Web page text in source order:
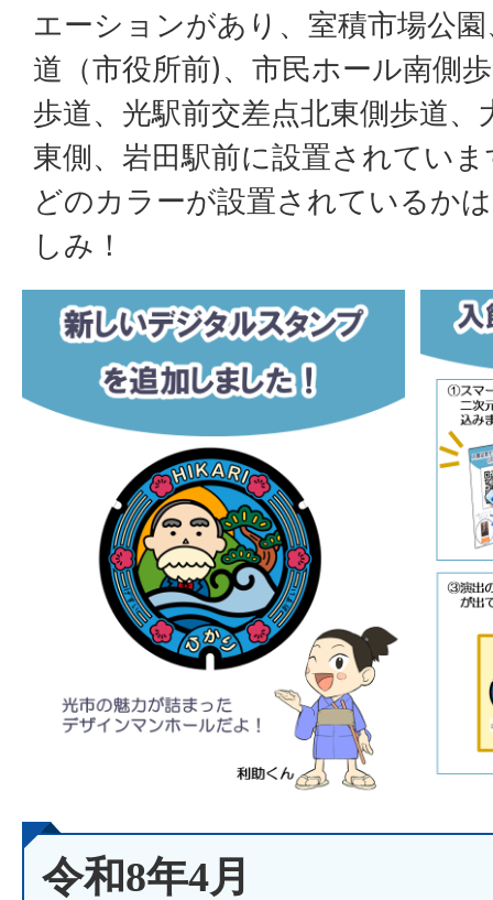
エーションがあり、室積市場公
道（市役所前)、市民ホール南側
歩道、光駅前交差点北東側歩道、
東側、岩田駅前に設置されてい
どのカラーが設置されているか
しみ！
令和8年4月